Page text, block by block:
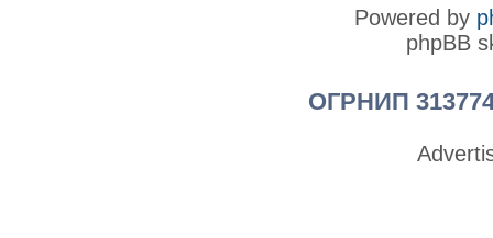
Powered by
phpBB
ОГРНИП